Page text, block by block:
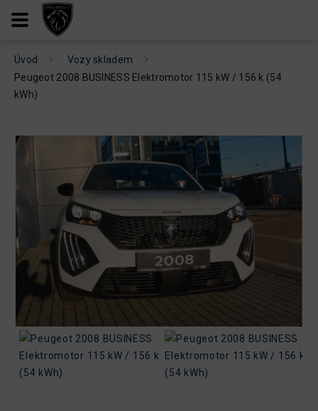
Úvod
Vozy skladem
Peugeot 2008 BUSINESS Elektromotor 115 kW / 156 k (54
kWh)